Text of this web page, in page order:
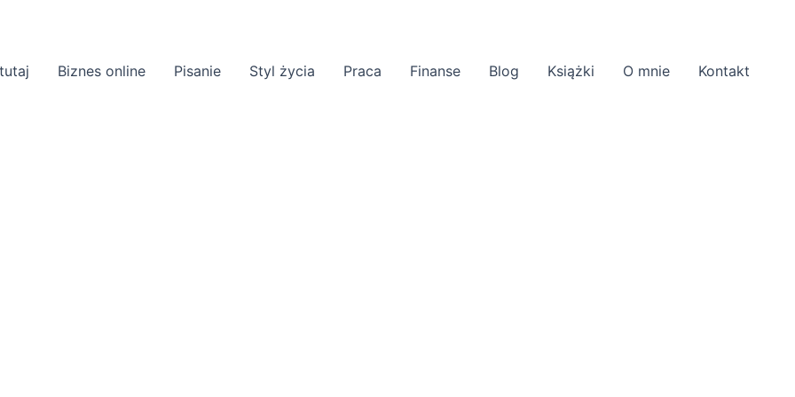
Biznes online Pisanie Styl życia Praca Finanse Blog Książki O mnie Kontakt